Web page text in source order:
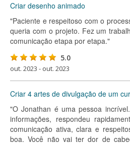
Criar desenho animado
"Paciente e respeitoso com o
queria com o projeto. Fez um
comunicação etapa por etapa."
5.0
out. 2023 - out. 2023
Criar 4 artes de divulgação de um
"O Jonathan é uma pessoa
informações, respondeu
comunicação ativa, clara e
boa. Você não vai ter dor de